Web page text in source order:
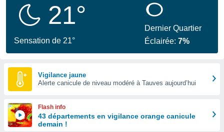
21°
Sensation de 21°
Dernier Quartier
Éclairée:7%
Vigilance jaune
Alerte canicule de niveau modéré à Tauves aujourd’hui
Flash info
43 départements en vigilance orange canicule
demain !